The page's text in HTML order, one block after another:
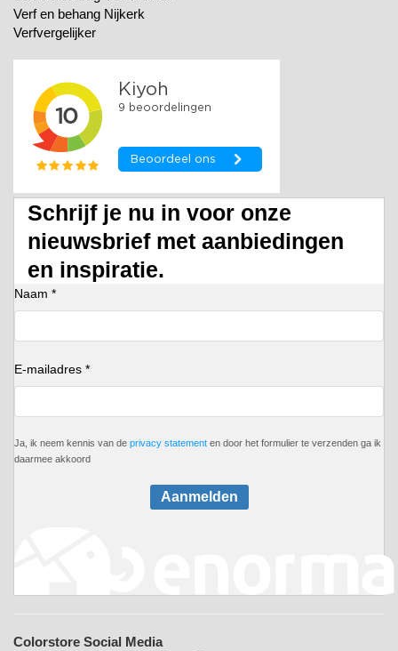
Verf en behang Nijkerk
Verfvergelijker
Schrijf je nu in voor onze
nieuwsbrief met aanbiedingen
en inspiratie.
Naam *
E-mailadres *
Ja, ik neem kennis van de privacy statement en door het formulier te verzenden ga ik
daarmee akkoord
Aanmelden
Colorstore Social Media